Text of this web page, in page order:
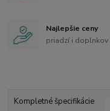
Najlepšie ceny
priadzí i doplnkov
Kompletné špecifikácie